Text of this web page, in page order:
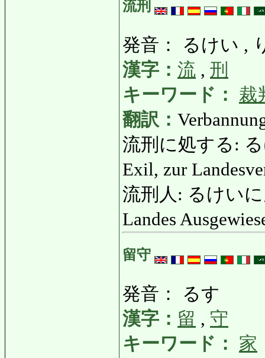
流刑
発音： るけい ,
漢字： 流 , 刑
キーワード：
裁
翻訳：
流刑に処する:
Exil, zur
流刑人: るけいに
Landes
留守
発音： るす
漢字： 留 , 守
キーワード：
家